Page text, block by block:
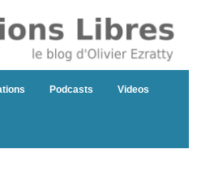
Podcasts Videos